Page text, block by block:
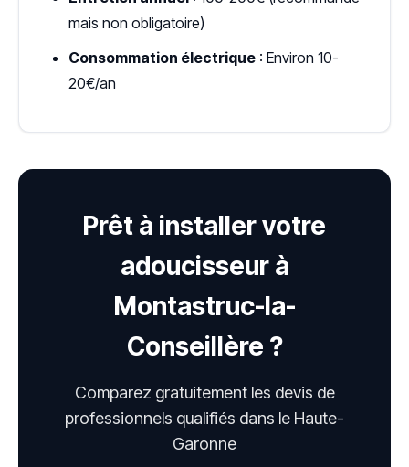
mais non obligatoire)
Consommation électrique : Environ 10-
20€/an
Prêt à installer votre
adoucisseur à
Montastruc-la-
Conseillère ?
Comparez gratuitement les devis de
professionnels qualifiés dans le Haute-
Garonne